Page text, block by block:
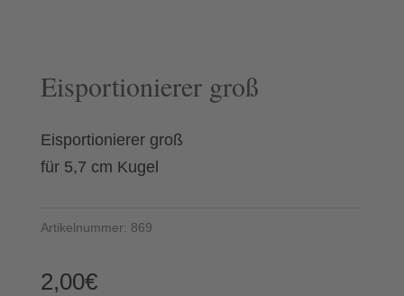
Eisportionierer groß
Eisportionierer groß
für 5,7 cm Kugel
Artikelnummer: 869
2,00€